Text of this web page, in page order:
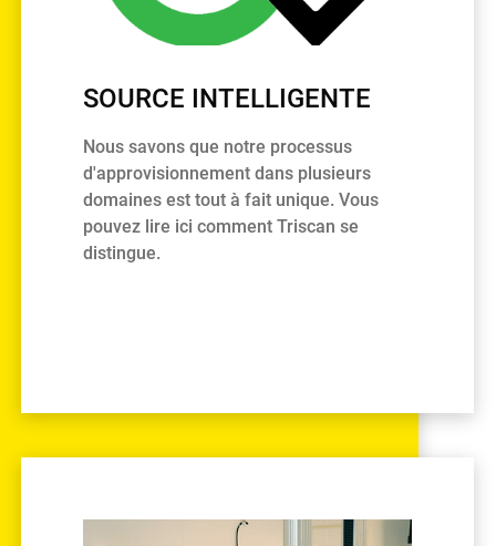
SOURCE INTELLIGENTE
Nous savons que notre processus
d'approvisionnement dans plusieurs
domaines est tout à fait unique. Vous
pouvez lire ici comment Triscan se
distingue.